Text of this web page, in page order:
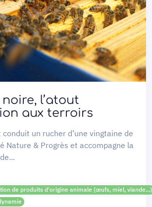
noire, l’atout
aux terroirs
conduit un rucher d’une vingtaine de
Nature & Progrès et accompagne la
de produits d'origine animale (œufs, miel, viande...)